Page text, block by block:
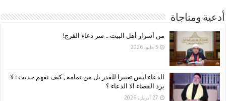
أدعية ومناجاة
من أسرار أهل البيت .. سر دعاء الفرج!
5 مايو، 2026
الدعاء ليس تغييرا للقدر بل من تمامه , كيف نفهم حديث : لا
يرد القضاء الا الدعاء ؟
27 أبريل، 2026